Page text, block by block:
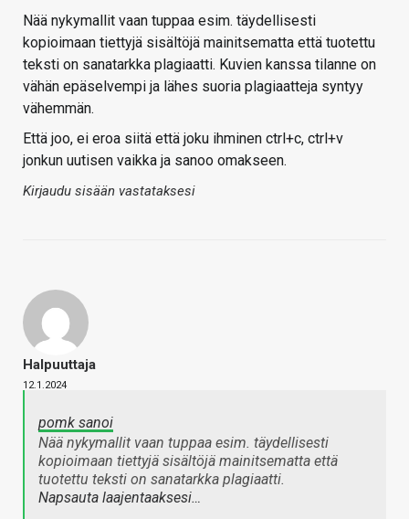
Nää nykymallit vaan tuppaa esim. täydellisesti
kopioimaan tiettyjä sisältöjä mainitsematta että tuotettu
teksti on sanatarkka plagiaatti. Kuvien kanssa tilanne on
vähän epäselvempi ja lähes suoria plagiaatteja syntyy
vähemmän.
Että joo, ei eroa siitä että joku ihminen ctrl+c, ctrl+v
jonkun uutisen vaikka ja sanoo omakseen.
Kirjaudu sisään vastataksesi
Halpuuttaja
12.1.2024
pomk sanoi
Nää nykymallit vaan tuppaa esim. täydellisesti
kopioimaan tiettyjä sisältöjä mainitsematta että
tuotettu teksti on sanatarkka plagiaatti.
Napsauta laajentaaksesi…